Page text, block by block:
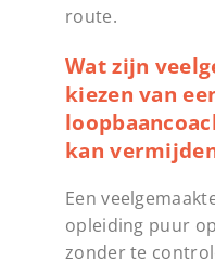
route.
Wat zijn
kiezen van
kan
Een
opleiding puur
zonder te